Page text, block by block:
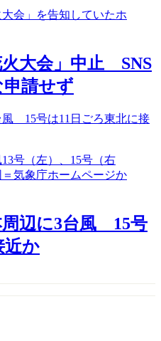
火大会」中止 SNS
請せず
風 15号は11日ごろ東北に接
周辺に3台風 15号
近か